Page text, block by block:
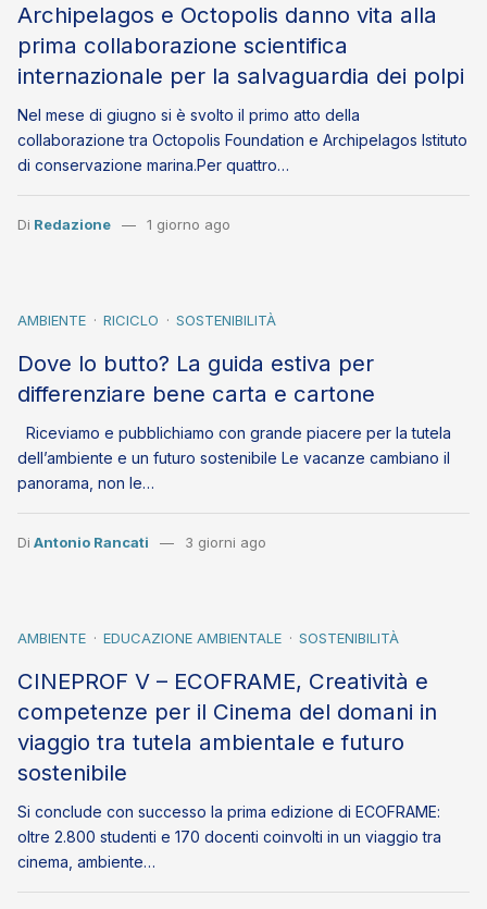
Archipelagos e Octopolis danno vita alla
prima collaborazione scientifica
internazionale per la salvaguardia dei polpi
Nel mese di giugno si è svolto il primo atto della
collaborazione tra Octopolis Foundation e Archipelagos Istituto
di conservazione marina.Per quattro…
Di Redazione 1 giorno ago
AMBIENTE RICICLO SOSTENIBILITÀ
Dove lo butto? La guida estiva per
differenziare bene carta e cartone
Riceviamo e pubblichiamo con grande piacere per la tutela
dell’ambiente e un futuro sostenibile Le vacanze cambiano il
panorama, non le…
Di Antonio Rancati 3 giorni ago
AMBIENTE EDUCAZIONE AMBIENTALE SOSTENIBILITÀ
CINEPROF V – ECOFRAME, Creatività e
competenze per il Cinema del domani in
viaggio tra tutela ambientale e futuro
sostenibile
Si conclude con successo la prima edizione di ECOFRAME:
oltre 2.800 studenti e 170 docenti coinvolti in un viaggio tra
cinema, ambiente…